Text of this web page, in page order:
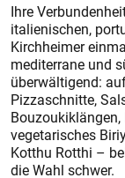
Ihre
italienischen,
Kirchheimer
mediterrane und
überwältigend:
Pizzaschnitte,
Bouzoukiklängen,
vegetarisches
Kotthu Rotthi –
die Wahl schwer.